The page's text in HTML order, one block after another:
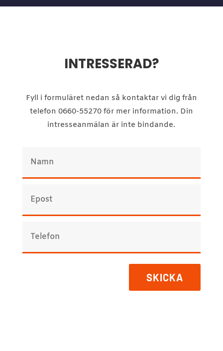
INTRESSERAD?
Fyll i formuläret nedan så kontaktar vi dig från
telefon 0660-55270 för mer information. Din
intresseanmälan är inte bindande.
SKICKA